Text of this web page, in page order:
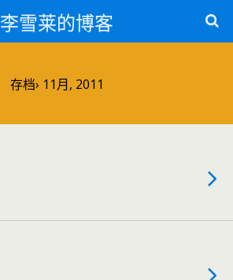
李雪莱的博客
存档› 11月, 2011